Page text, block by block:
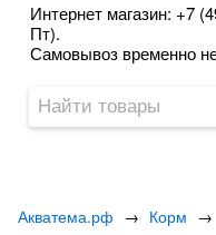
Интернет магазин: +7
Пт).
Самовывоз временно
Акватема.рф → Корм →